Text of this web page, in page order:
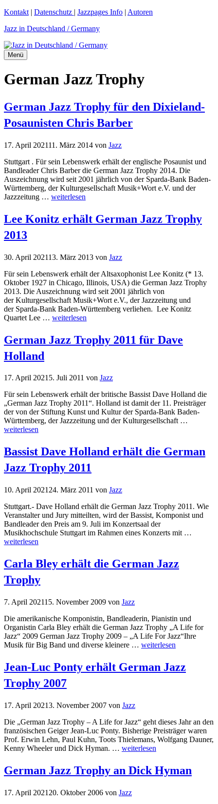
Zum
springen
Kontakt | Datenschutz | Jazzpages Info | Autoren
Jazz in Deutschland / Germany
Menü
German Jazz Trophy
German Jazz Trophy für den Dixieland-
Posaunisten Chris Barber
17. April 202111. März 2014 von Jazz
Stuttgart . Für sein Lebenswerk erhält der englische Posaunist und
Bandleader Chris Barber die German Jazz Trophy 2014. Die
Auszeichnung wird seit 2001 jährlich von der Sparda-Bank Baden-
Württemberg, der Kulturgesellschaft Musik+Wort e.V. und der
Jazzzeitung … weiterlesen
Lee Konitz erhält German Jazz Trophy
2013
30. April 202113. März 2013 von Jazz
Für sein Lebenswerk erhält der Altsaxophonist Lee Konitz (* 13.
Oktober 1927 in Chicago, Illinois, USA) die German Jazz Trophy
2013. Die Auszeichnung wird seit 2001 jährlich von
der Kulturgesellschaft Musik+Wort e.V., der Jazzzeitung und
der Sparda-Bank Baden-Württemberg verliehen. Lee Konitz
Quartet Lee … weiterlesen
German Jazz Trophy 2011 für Dave
Holland
17. April 20215. Juli 2011 von Jazz
Für sein Lebenswerk erhält der britische Bassist Dave Holland die
„German Jazz Trophy 2011“. Holland ist damit der 11. Preisträger
der von der Stiftung Kunst und Kultur der Sparda-Bank Baden-
Württemberg, der Jazzzeitung und der Kulturgesellschaft …
weiterlesen
Bassist Dave Holland erhält die German
Jazz Trophy 2011
10. April 2021 24. März 2011 von Jazz
Stuttgart.- Dave Holland erhält die German Jazz Trophy 2011. Wie
Veranstalter und Jury mitteilten, wird der Bassist, Komponist und
Bandleader den Preis am 9. Juli im Konzertsaal der
Musikhochschule Stuttgart im Rahmen eines Konzerts mit …
weiterlesen
Carla Bley erhält die German Jazz
Trophy
7. April 202115. November 2009 von Jazz
Die amerikanische Komponistin, Bandleaderin, Pianistin und
Organistin Carla Bley erhält die German Jazz Trophy „A Life for
Jazz“ 2009 German Jazz Trophy 2009 – „A Life For Jazz“Ihre
Musik für Big Band und diverse kleinere … weiterlesen
Jean-Luc Ponty erhält German Jazz
Trophy 2007
17. April 20213. November 2007 von Jazz
Die „German Jazz Trophy – A Life for Jazz“ geht dieses Jahr an den
französischen Geiger Jean-Luc Ponty. Bisherige Preisträger waren
Prof. Erwin Lehn, Paul Kuhn, Toots Thielemans, Wolfgang Dauner,
Kenny Wheeler und Dick Hyman. … weiterlesen
German Jazz Trophy an Dick Hyman
17. April 2021 20. Oktober 2006 von Jazz